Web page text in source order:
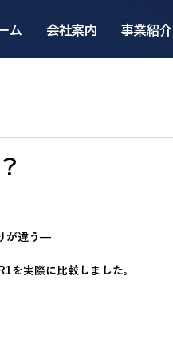
ム 会社案内 事業紹介
が違う—
を実際に比較しました。